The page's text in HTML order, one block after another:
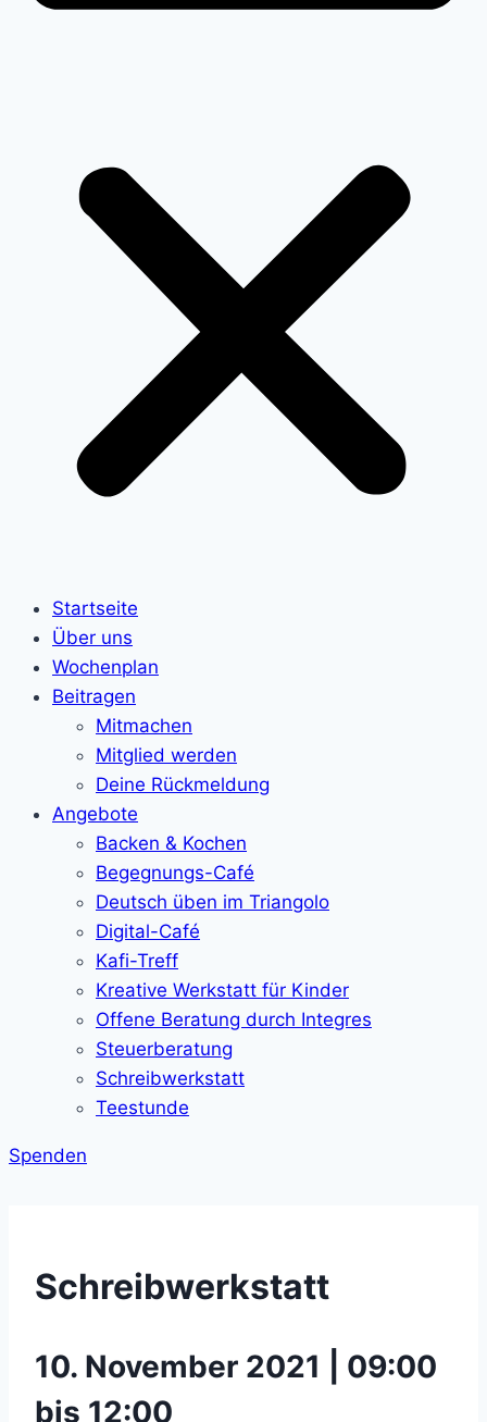
Startseite
Über uns
Wochenplan
Beitragen
Mitmachen
Mitglied werden
Deine Rückmeldung
Angebote
Backen & Kochen
Begegnungs-Café
Deutsch üben im Triangolo
Digital-Café
Kafi-Treff
Kreative Werkstatt für Kinder
Offene Beratung durch Integres
Steuerberatung
Schreibwerkstatt
Teestunde
Spenden
Schreibwerkstatt
10. November 2021 | 09:00
bis 12:00